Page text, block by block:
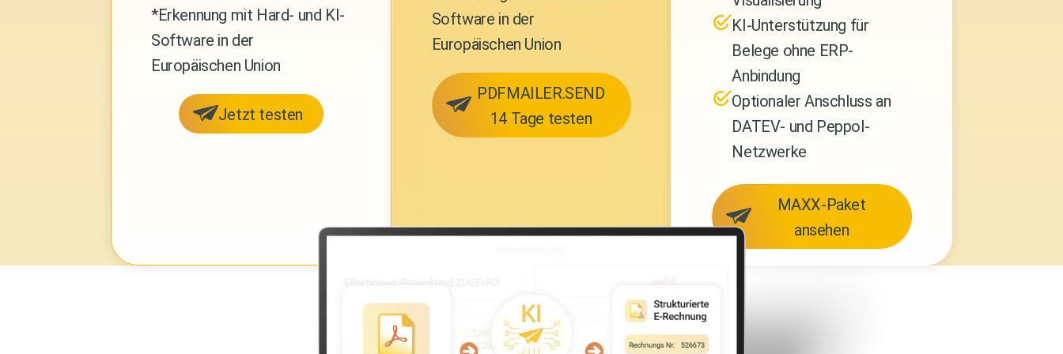
*Erkennung mit Hard- und KI-
Software in der
Europäischen Union
Jetzt testen
Software in der
Europäischen Union
PDFMAILER.SEND
14 Tage testen
KI-Unterstützung für
Belege ohne ERP-
Anbindung
Optionaler Anschluss an
DATEV- und Peppol-
Netzwerke
MAXX-Paket
ansehen